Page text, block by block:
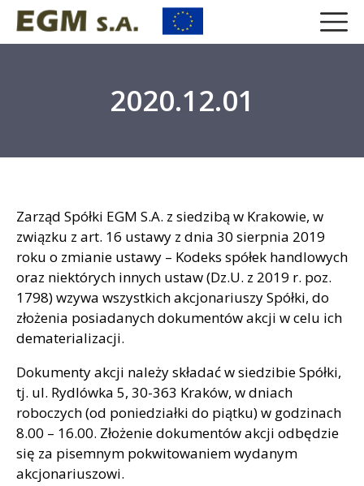
2020.12.01
Zarząd Spółki EGM S.A. z siedzibą w Krakowie, w
związku z art. 16 ustawy z dnia 30 sierpnia 2019
roku o zmianie ustawy – Kodeks spółek handlowych
oraz niektórych innych ustaw (Dz.U. z 2019 r. poz.
1798) wzywa wszystkich akcjonariuszy Spółki, do
złożenia posiadanych dokumentów akcji w celu ich
dematerializacji.
Dokumenty akcji należy składać w siedzibie Spółki,
tj. ul. Rydlówka 5, 30-363 Kraków, w dniach
roboczych (od poniedziałki do piątku) w godzinach
8.00 – 16.00. Złożenie dokumentów akcji odbędzie
się za pisemnym pokwitowaniem wydanym
akcjonariuszowi.